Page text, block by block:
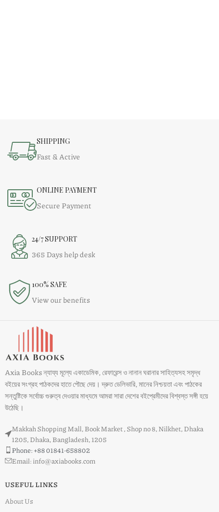
SHIPPING
Fast & Active
ONLINE PAYMENT
Secure Payment
24/7 SUPPORT
365 Days help desk
100% SAFE
View our benefits
Axia Books ন্যায্য মূল্যে একাডেমিক, রেফারেন্স ও নানান ঘরানার সাহিত্যসহ সমৃদ্ধ
বইয়ের সংগ্রহ পাঠকদের হাতে পৌছে দেয়। দ্রুত ডেলিভারি, মানের নিশ্চয়তা এবং পাঠকের
সন্তুষ্টিকে সর্বোচ্চ গুরুত্ব দেওয়ার মাধ্যমে আমরা সারা দেশের বইপ্রেমীদের বিশ্বস্ত সঙ্গী হয়ে
উঠেছি।
Makkah Shopping Mall, Book Market , Shop no 8, Nilkhet, Dhaka
1205, Dhaka, Bangladesh, 1205
Phone: +88 01841-658802
Email: info@axiabooks.com
USEFUL LINKS
About Us